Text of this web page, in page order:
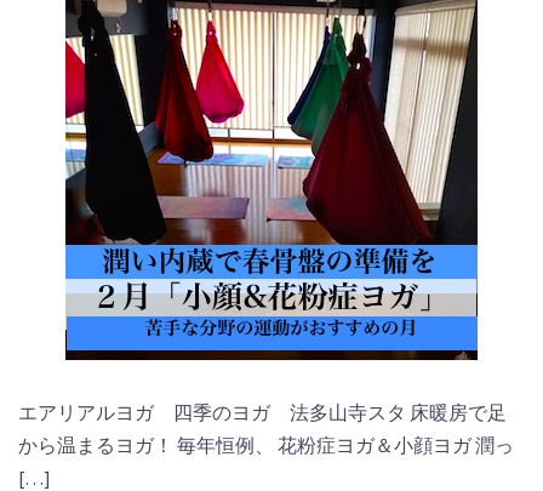
エアリアルヨガ 四季のヨガ 法多山寺スタ 床暖房で足
から温まるヨガ！ 毎年恒例、 花粉症ヨガ＆小顔ヨガ 潤っ
[…]